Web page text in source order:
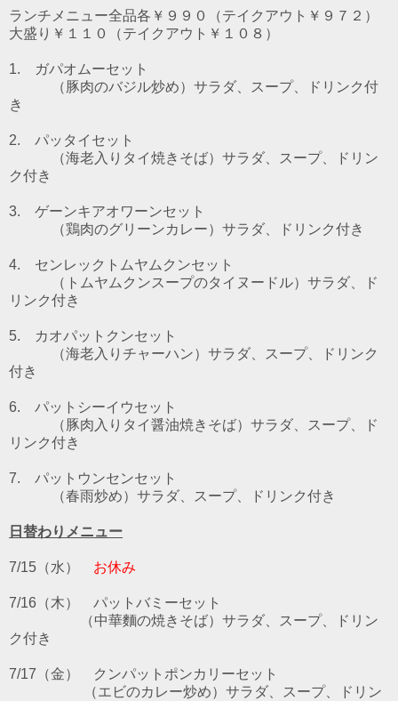
ランチメニュー全品各￥９９０（テイクアウト￥９７２）
大盛り￥１１０（テイクアウト￥１０８）
1. ガパオムーセット
（豚肉のバジル炒め） サラダ、スープ、ドリンク付
き
2. パッタイセット
（海老入りタイ焼きそば） サラダ、スープ、ドリン
ク付き
3. ゲーンキアオワーンセット
（鶏肉のグリーンカレー） サラダ、ドリンク付き
4. センレックトムヤムクンセット
（トムヤムクンスープのタイヌードル） サラダ、ド
リンク付き
5. カオパットクンセット
（海老入りチャーハン）サラダ、スープ、ドリンク
付き
6. パットシーイウセット
（豚肉入りタイ醤油焼きそば）サラダ、スープ、ド
リンク付き
7. パットウンセンセット
（春雨炒め）サラダ、スープ、ドリンク付き
日替わりメニュー
7/15（水） お休み
7/16 （木） パットバミーセット
（中華麵の焼きそば）サラダ、スープ、ドリン
ク付き
7/17（金） クンパットポンカリーセット
（エビのカレー炒め）サラダ、スープ、ドリン